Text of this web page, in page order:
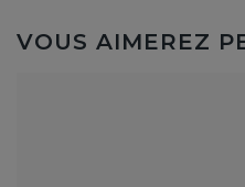
VOUS AIMEREZ